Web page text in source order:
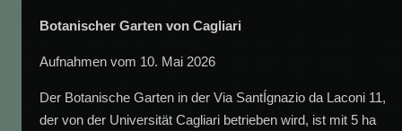
Botanischer Garten von Cagliari
Aufnahmen vom 10. Mai 2026
Der Botanische Garten in der Via SantÍgnazio da Laconi 11,
der von der Universität Cagliari betrieben wird, ist mit 5 ha